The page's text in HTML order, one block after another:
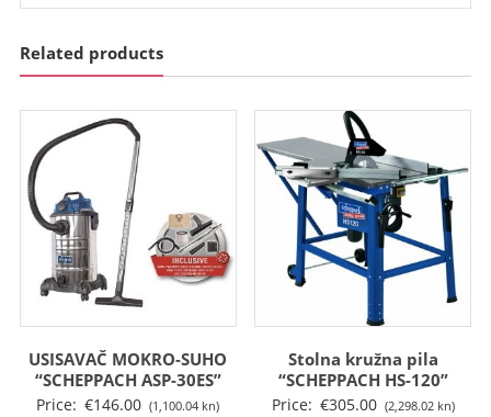
Related products
USISAVAČ MOKRO-SUHO
“SCHEPPACH ASP-30ES”
Price: €146.00 (1,100.04 kn)
Stolna kružna pila
“SCHEPPACH HS-120”
Price: €305.00 (2,298.02 kn)